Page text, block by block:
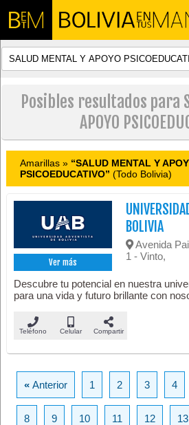
Posibles resultados para
APOYO
Amarillas » “SALUD MENTAL Y
PSICOEDUCATIVO” (Todo Bolivia)
Ver más
BOLIVIA
Avenida
1 - Vinto,
Descubre tu potencial en nuestra
para una vida y futuro brillante con
Teléfono Celular Compartir
«Anterior 1 2 3 4
8 9 10 11 12 13